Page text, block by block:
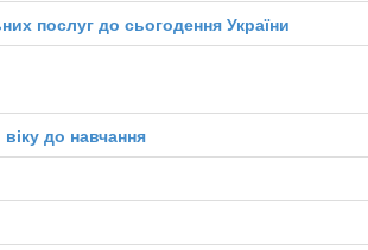
послуг до сьогодення України
до навчання